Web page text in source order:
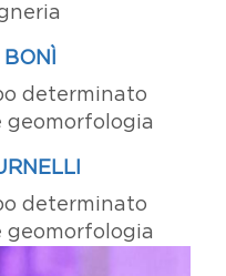
determinato
geomorfologia
determinato
geomorfologia